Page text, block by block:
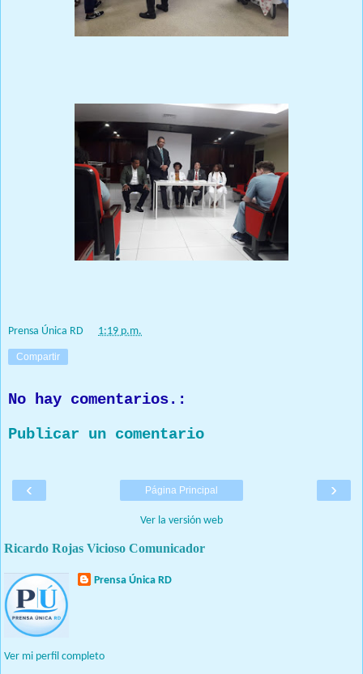
Prensa Única RD 1:19 p.m.
Compartir
No hay comentarios.:
Publicar un comentario
‹ ›
Página Principal
Ver la versión web
Ricardo Rojas Vicioso Comunicador
Prensa Única RD
Ver mi perfil completo